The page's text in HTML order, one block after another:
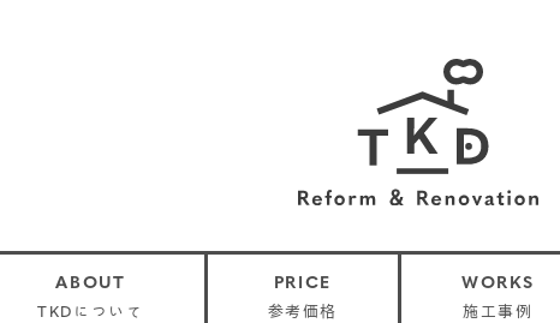
ABOUT
TKDについて
PRICE
参考価格
WORKS
施工事例